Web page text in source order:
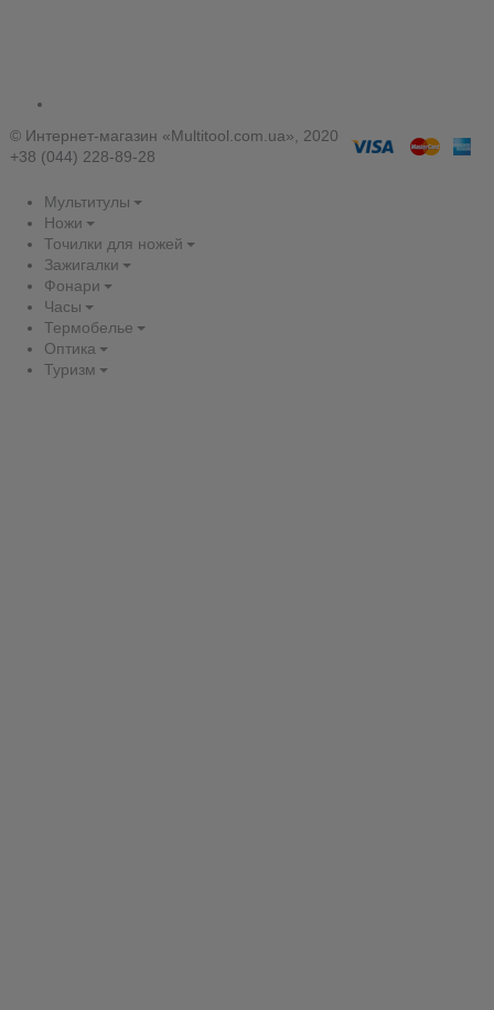
© Интернет-магазин «Multitool.com.ua», 2020
+38 (044) 228-89-28
Мультитулы
Ножи
Точилки для ножей
Зажигалки
Фонари
Часы
Термобелье
Оптика
Туризм